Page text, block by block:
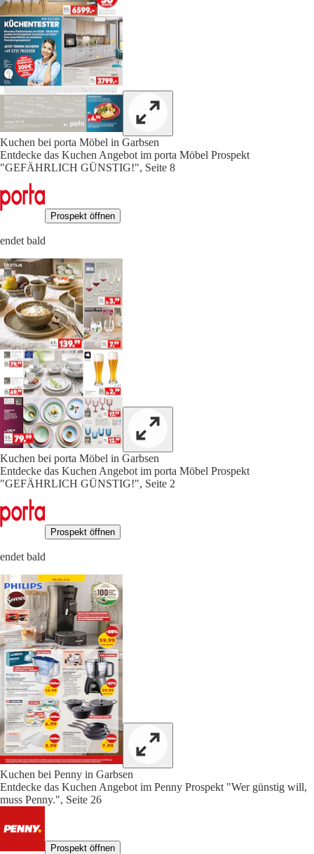
Kuchen bei porta Möbel in Garbsen
Entdecke das Kuchen Angebot im porta Möbel Prospekt
"GEFÄHRLICH GÜNSTIG!", Seite 8
Prospekt öffnen
endet bald
Kuchen bei porta Möbel in Garbsen
Entdecke das Kuchen Angebot im porta Möbel Prospekt
"GEFÄHRLICH GÜNSTIG!", Seite 2
Prospekt öffnen
endet bald
Kuchen bei Penny in Garbsen
Entdecke das Kuchen Angebot im Penny Prospekt "Wer günstig will,
muss Penny.", Seite 26
Prospekt öffnen